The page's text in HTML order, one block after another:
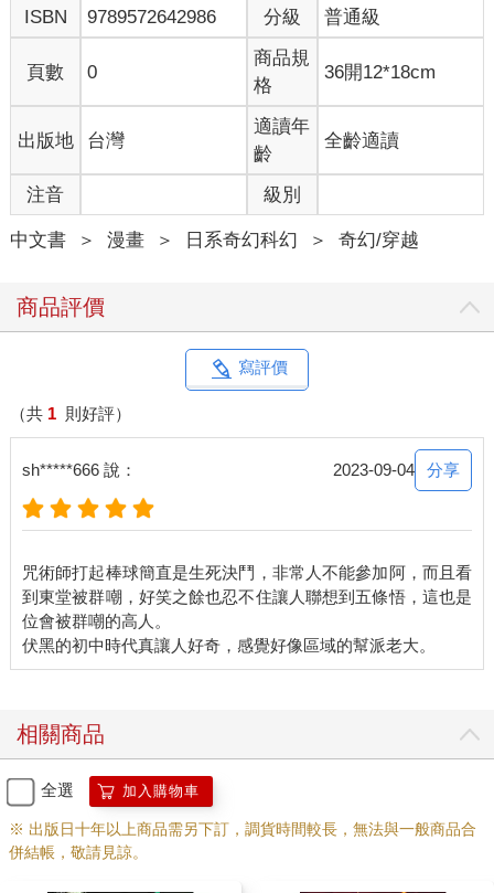
ISBN
9789572642986 分級 普通級
頁數 0
商品規
格
36開12*18cm
出版地 台灣
適讀年
齡
全齡適讀
注音 級別
中文書 ＞ 漫畫 ＞ 日系奇幻科幻 ＞ 奇幻/穿越
商品評價
寫評價
（共 1 則好評）
sh*****666 說： 2023-09-04 分享
咒術師打起棒球簡直是生死決鬥，非常人不能參加阿，而且看
到東堂被群嘲，好笑之餘也忍不住讓人聯想到五條悟，這也是
位會被群嘲的高人。
相關商品
全選 加入購物車
※ 出版日十年以上商品需另下訂，調貨時間較長，無法與一般商品合
併結帳，敬請見諒。